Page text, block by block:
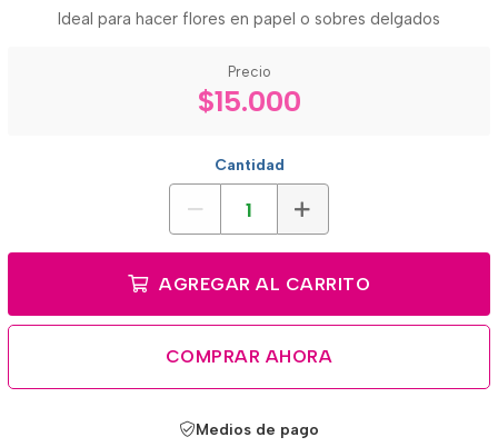
Ideal para hacer flores en papel o sobres delgados
Precio
$15.000
Cantidad
AGREGAR AL CARRITO
COMPRAR AHORA
Medios de pago